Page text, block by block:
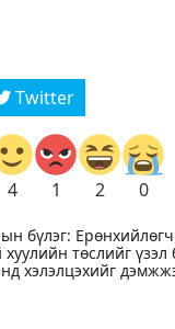
Twitter
4 1 2 0
бүлэг:
хуулийн төслийг
хэлэлцэхийг